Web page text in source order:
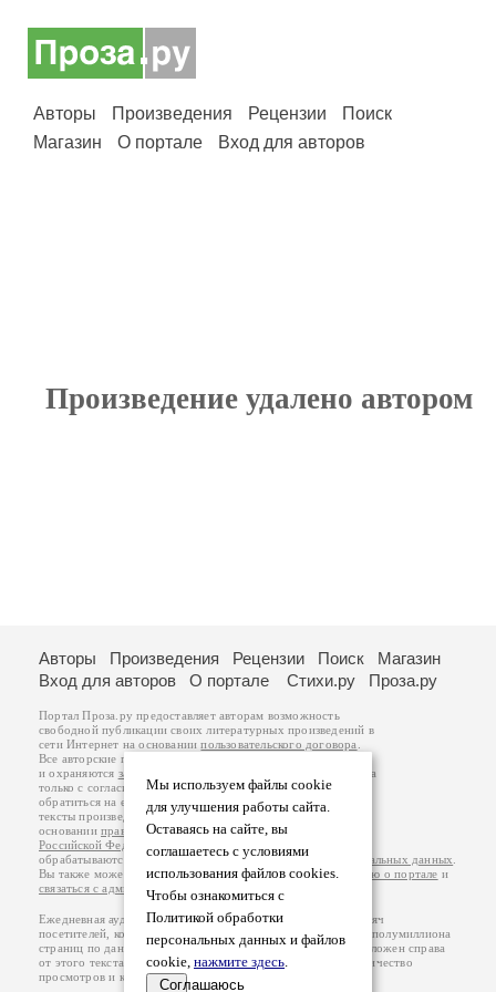
Авторы Произведения Рецензии
Поиск
Магазин
О портале Вход для авторов
Произведение удалено автором
Мы используем файлы cookie
для улучшения работы сайта.
Оставаясь на сайте, вы
соглашаетесь с условиями
использования файлов cookies.
Чтобы ознакомиться с
Политикой обработки
персональных данных и файлов
cookie, нажмите здесь.
Соглашаюсь
Авторы Произведения Рецензии Поиск
Магазин
Вход для авторов
О портале Стихи.ру Проза.ру
Портал Проза.ру предоставляет авторам возможность
свободной публикации своих литературных произведений в
сети Интернет на основаниипользовательского договора
Все авторские права на произведения принадлежат авторам
и охраняются законом
. Перепечатка произведений возможна
только с согласия его автора, к которому вы можете
обратиться на его авторской странице. Ответственность за
тексты произведений авторы несут самостоятельно на
основанииправил публикацииизаконодательства
Российской Федерации
обрабатываются на основанииПолитики обработки персональных данных
Вы также можете посмотреть более подробнуюинформацию о портале и
связаться с администрацией
Ежедневная аудитория портала Проза.ру – порядка 100 тысяч
посетителей, которые в общей сумме просматривают более полумиллиона
страниц по данным счетчика посещаемости, который расположен справа
от этого текста. В каждой графе указано по две цифры: количество
просмотров и количество посетителей.